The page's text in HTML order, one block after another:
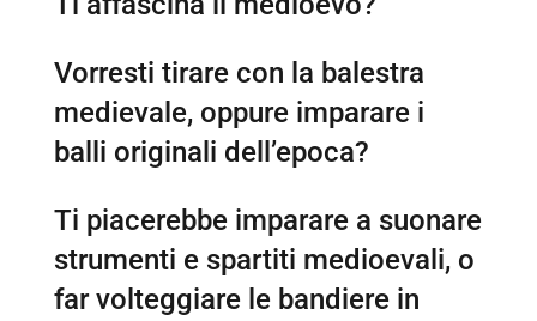
Vorresti tirare con la balestra
medievale, oppure imparare i
balli originali dell’epoca?
Ti piacerebbe imparare a suonare
strumenti e spartiti medioevali, o
far volteggiare le bandiere in